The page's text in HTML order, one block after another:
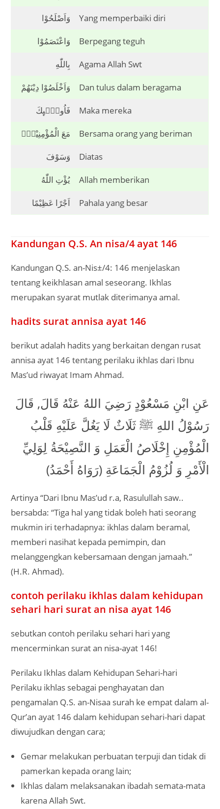
وَاَصْلَحُوْا Yang memperbaiki diri
وَاعْتَصَمُوْا Berpegang teguh
بِاللّٰهِ Agama Allah Swt
وَاَخْلَصُوْا دِيْنَهُمْ Dan tulus dalam beragama
فَاُولٰۤىِٕكَ Maka mereka
مَعَ الْمُؤْمِنِيْنَۗ Bersama orang yang beriman
وَسَوْفَ Diatas
يُؤْتِ اللّٰهُ Allah memberikan
اَجْرًا عَظِيْمًا Pahala yang besar
Kandungan Q.S. An nisa/4 ayat 146
Kandungan Q.S. an-Nis±/4: 146 menjelaskan
tentang keikhlasan amal seseorang. Ikhlas
merupakan syarat mutlak diterimanya amal.
hadits surat annisa ayat 146
berikut adalah hadits yang berkaitan dengan rusat
annisa ayat 146 tentang perilaku ikhlas dari Ibnu
Mas’ud riwayat Imam Ahmad.
عَنِ ابْنِ مَسْعُوْدٍ رَضِيَ اللهُ عَنْهُ قَالَ, قَالَ
رَسُوْلُ اللهِ ﷺ ثَلَاثٌ لَا يَغُلَّ عَلَيْهِ قَلْبُ
الْمُؤْمِنِ إِخْلَاصُ الْعَمَلِ وَ النَّصِيْحَةُ لِوَلِيِّ
الْأَمْرِ وَ لُزُوْمُ الْجَمَاعَةِ (رَوَاهُ أَحْمَدُ)
Artinya “Dari Ibnu Mas’ud r.a, Rasulullah saw..
bersabda: “Tiga hal yang tidak boleh hati seorang
mukmin iri terhadapnya: ikhlas dalam beramal,
memberi nasihat kepada pemimpin, dan
melanggengkan kebersamaan dengan jamaah.”
(H.R. Ahmad).
contoh perilaku ikhlas dalam kehidupan
sehari hari surat an nisa ayat 146
sebutkan contoh perilaku sehari hari yang
mencerminkan surat an nisa-ayat 146!
Perilaku Ikhlas dalam Kehidupan Sehari-hari
Perilaku ikhlas sebagai penghayatan dan
pengamalan Q.S. an-Nisaa surah ke empat dalam al-
Qur’an ayat 146 dalam kehidupan sehari-hari dapat
diwujudkan dengan cara;
Gemar melakukan perbuatan terpuji dan tidak di
pamerkan kepada orang lain;
Ikhlas dalam melaksanakan ibadah semata-mata
karena Allah Swt.